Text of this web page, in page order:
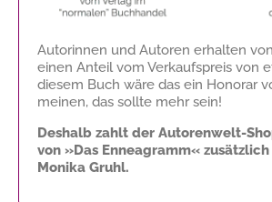
Autorinnen und Autoren erhalten
einen Anteil vom Verkaufspreis von
diesem Buch wäre das ein Honorar
meinen, das sollte mehr sein!
Deshalb zahlt der Autorenwelt-
von »Das Enneagramm« zusätzlich
Monika Gruhl.